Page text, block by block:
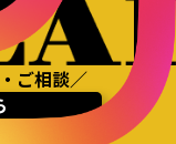
ご相談／